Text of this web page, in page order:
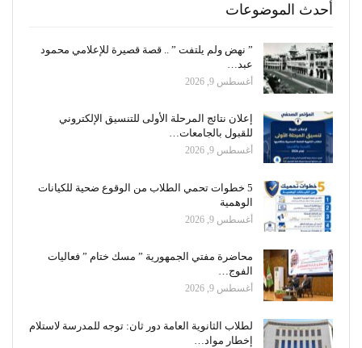
أحدث الموضوعات
” نهض ولم يلتفت ” .. قصة قصيرة للإعلامي محمود
عبد…
أغسطس 9, 2026
إعلان نتائج المرحلة الأولى للتنسيق الإلكتروني
للقبول بالجامعات…
أغسطس 9, 2026
5 خطوات تحمي الطلاب من الوقوع ضحية للكيانات
الوهمية
أغسطس 9, 2026
محاضرة مفتي الجمهورية ” مسك ختام ” فعاليات
الفوج…
أغسطس 9, 2026
لطلاب الثانوية العامة دور ثان: توجه للمدرسة لاستلام
إخطار مواد…